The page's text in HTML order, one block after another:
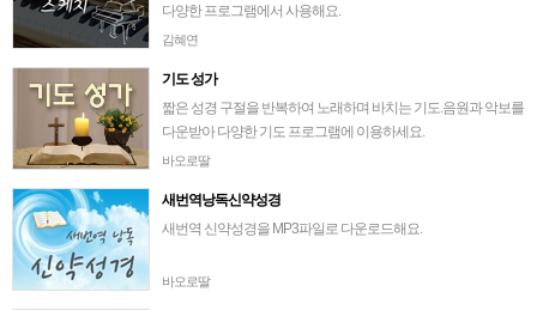
다양한 프로그램에서 사용해요.
김혜연
기도 성가
짧은 성경 구절을 반복하여 노래하며 바치는 기도.음원과 악보를
다운받아 다양한 기도 프로그램에 이용하세요.
바오로딸
새번역낭독신약성경
새번역 신약성경을 MP3파일로 다운로드해요.
바오로딸